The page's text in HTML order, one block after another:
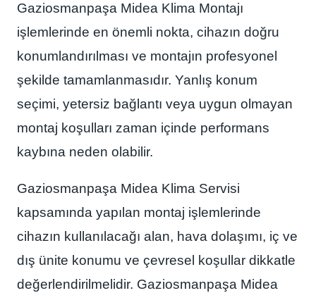
Gaziosmanpaşa Midea Klima Montajı
işlemlerinde en önemli nokta, cihazın doğru
konumlandırılması ve montajın profesyonel
şekilde tamamlanmasıdır. Yanlış konum
seçimi, yetersiz bağlantı veya uygun olmayan
montaj koşulları zaman içinde performans
kaybına neden olabilir.
Gaziosmanpaşa Midea Klima Servisi
kapsamında yapılan montaj işlemlerinde
cihazın kullanılacağı alan, hava dolaşımı, iç ve
dış ünite konumu ve çevresel koşullar dikkatle
değerlendirilmelidir. Gaziosmanpaşa Midea